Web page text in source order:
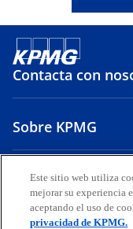
Contacta con
Sobre KPMG
Carrera
Este sitio web utiliza
mejorar su experiencia
aceptando el uso de
privacidad de KPMG.